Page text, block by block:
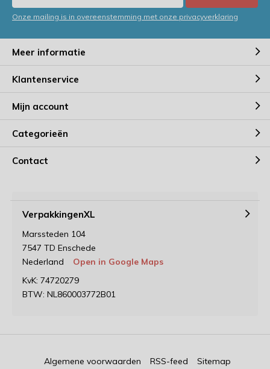
Onze mailing is in overeenstemming met onze privacyverklaring
Meer informatie
Klantenservice
Mijn account
Categorieën
Contact
VerpakkingenXL
Marssteden 104
7547 TD Enschede
Nederland
Open in Google Maps
KvK: 74720279
BTW: NL860003772B01
Algemene voorwaarden RSS-feed Sitemap